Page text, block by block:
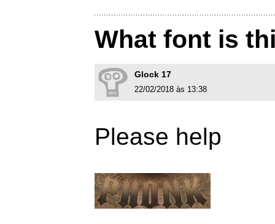
What font is
Glock 17
22/02/2018 às 13:38
Please help